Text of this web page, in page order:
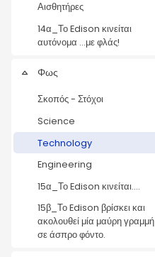
Αισθητήρες
14α_Το Edison κινείται
αυτόνομα ...με φλάς!
Collapse
Φως
Σκοπός - Στόχοι
Science
Technology
Engineering
15α_Το Edison κινείται....
15β_Το Edison βρίσκει και
ακολουθεί μία μαύρη γραμμή
σε άσπρο φόντο.